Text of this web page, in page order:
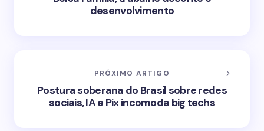
desenvolvimento
PRÓXIMO ARTIGO
Postura soberana do Brasil sobre redes
sociais, IA e Pix incomoda big techs